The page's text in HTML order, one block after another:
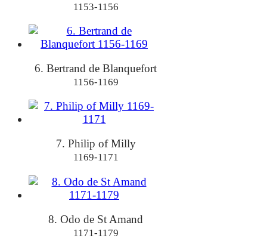
1153-1156
6. Bertrand de Blanquefort
1156-1169
7. Philip of Milly
1169-1171
8. Odo de St Amand
1171-1179